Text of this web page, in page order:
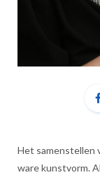
Het samenstellen
ware kunstvorm.